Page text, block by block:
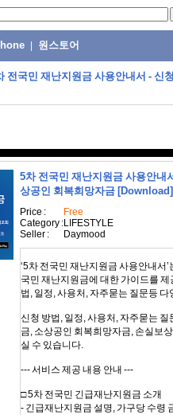
원스토어
전국민 재난지원금 사용안내서 - 신
5차 전국민 재난지원금 사용안내
상공인 회복희망자금 [Download]
Price :
Free
Category :LIFESTYLE
Seller :
Daymood
‘5차 전국민 재난지원금 사용안내서
국민 재난지원금에 대한 가이드를
법, 일정, 사용처, 자주묻는 질문등
신청 방법, 일정, 사용처, 자주묻는
금, 소상공인 회복희망자금, 손실보
실 수 있습니다.
--- 서비스 제공 내용 안내 ---
□ 5차 전국민 긴급재난지원금 소개
- 긴급재난지원금 설명, 가구당 수령